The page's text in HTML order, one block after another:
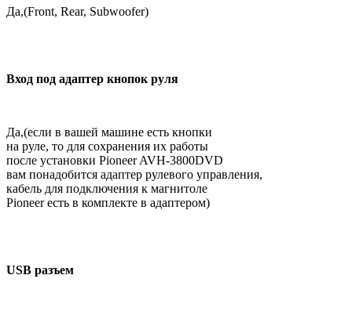
Да,(Front, Rear, Subwoofer)
Вход под адаптер кнопок руля
Да,(если в вашей машине есть кнопки
на руле, то для сохранения их работы
после установки Pioneer AVH-3800DVD
вам понадобится адаптер рулевого управления,
кабель для подключения к магнитоле
Pioneer есть в комплекте в адаптером)
USB разъем